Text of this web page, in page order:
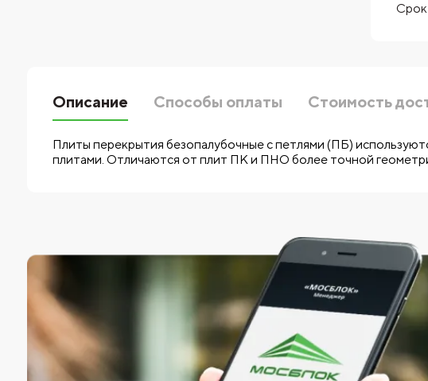
Срок
Описание Способы оплаты Стоимость
Плиты перекрытия безопалубочные с петлями (ПБ)
плитами. Отличаются от плит ПК и ПНО более точной